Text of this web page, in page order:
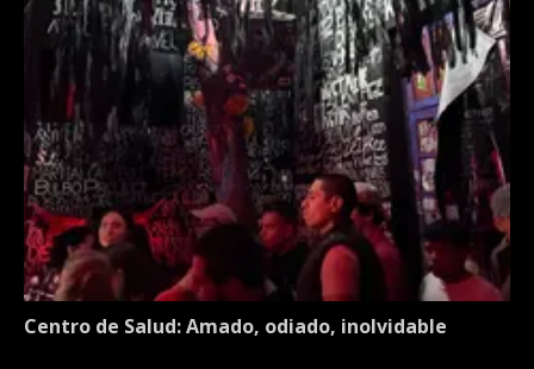
Centro de Salud: Amado, odiado, inolvidable